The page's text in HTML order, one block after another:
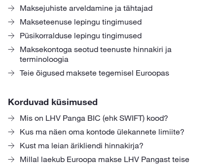
Maksejuhiste arveldamine ja tähtajad
Makseteenuse lepingu tingimused
Püsikorralduse lepingu tingimused
Maksekontoga seotud teenuste hinnakiri ja
terminoloogia
Teie õigused maksete tegemisel Euroopas
Korduvad küsimused
Mis on LHV Panga BIC (ehk SWIFT) kood?
Kus ma näen oma kontode ülekannete limiite?
Kust ma leian ärikliendi hinnakirja?
Millal laekub Euroopa makse LHV Pangast teise